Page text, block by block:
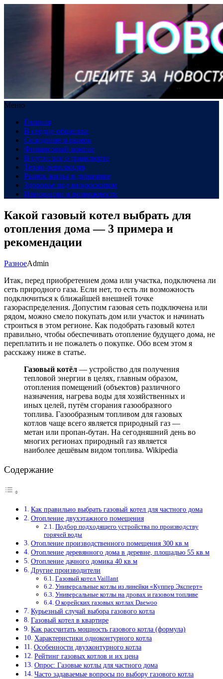
Меню
Главная
В сердце общества
Созидание и рынок
Финансовый компас
В пути: все о транспорте
Техно-революция
Рынок жилья в динамике
Здоровье под микроскопом
Инновации и возможности
Какой газовый котел выбрать для
отопления дома — 3 примера и
рекомендации
РазноеAdmin
Итак, перед приобретением дома или участка, подключена ли
сеть природного газа. Если нет, то есть ли возможность
подключиться к ближайшей внешней точке
газораспределения. Допустим газовая сеть подключена или
рядом, можно смело покупать дом или участок и начинать
строиться в этом регионе. Как подобрать газовый котел
правильно, чтобы обеспечивать отопление будущего дома, не
переплатить и не пожалеть о покупке. Обо всем этом я
расскажу ниже в статье.
Газовый котёл — устройство для получения
тепловой энергии в целях, главным образом,
отопления помещений (объектов) различного
назначения, нагрева воды для хозяйственных и
иных целей, путём сгорания газообразного
топлива. Газообразным топливом для газовых
котлов чаще всего является природный газ —
метан или пропан-бутан. На сегодняшний день во
многих регионах природный газ является
наиболее дешёвым видом топлива. Wikipedia
Содержание
Как правильно выбрать газовый котел для частного дома
Отопление двухэтажного помещения
Подбор подходящего устройства по производству
горячей воды
Отопление производственного помещения 300 кв.м
Отопление деревянного дома в деревне, площадью 55 кв.м
Отопление дачного домика 40 кв.м
Другие производители
Газовый котел Vaillant
Универсальные котлы из линейки «Куппер Эксперт»
Универсальные котлы на дровах и газовом топливе
О корейских газовых котлах Daewoo
Курьезный случай выбора газового котла
Газовый котел в квартире
Как рассчитать мощность газового котла (формула)
Характеристики одноконтурного котла
Особенности двухконтурного котла
Рейтинг газовых котлов и их цена
Опрос: Газовые котлы для частного дома
Часто задаваемые вопросы по выбору газового котла